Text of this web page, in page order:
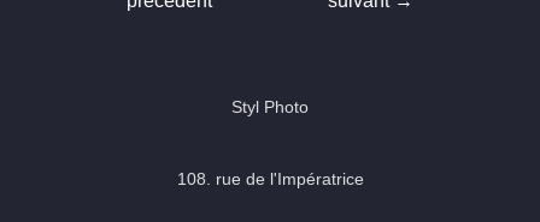
Styl Photo
108. rue de l'Impératrice